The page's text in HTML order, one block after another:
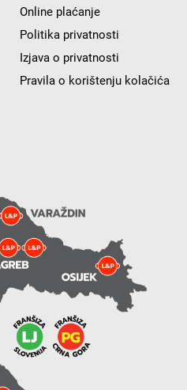
Online plaćanje
Politika privatnosti
Izjava o privatnosti
Pravila o korištenju kolačića